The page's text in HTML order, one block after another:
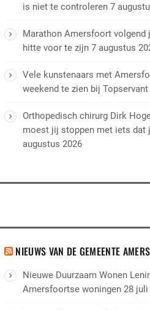
is niet te controleren 7
Marathon Amersfoort volgend
hitte voor te zijn 7 augustus
Vele kunstenaars met
weekend te zien bij Topservant
Orthopedisch chirurg Dirk
moest jij stoppen met iets dat
augustus 2026
NIEUWS VAN DE GEMEENTE
Nieuwe Duurzaam Wonen
Amersfoortse woningen 28 juli